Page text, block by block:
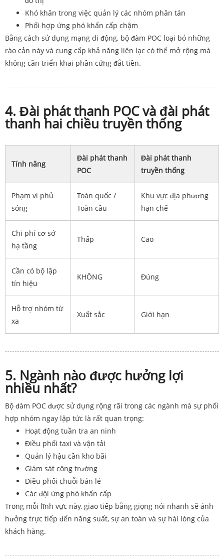
Khó khăn trong việc quản lý các nhóm phân tán
Phối hợp ứng phó khẩn cấp chậm
Bằng cách sử dụng mạng di động, bộ đàm POC loại bỏ những
rào cản này và cung cấp khả năng liên lạc có thể mở rộng mà
không cần triển khai phần cứng đắt tiền.
4. Đài phát thanh POC và đài phát
thanh hai chiều truyền thống
Tính năng
Đài phát thanh
POC
Đài phát thanh
truyền thống
Phạm vi phủ
sóng
Toàn quốc /
Toàn cầu
Khu vực địa phương
hạn chế
Chi phí cơ sở
hạ tầng
Thấp Cao
Cần có bộ lặp
tín hiệu
KHÔNG Đúng
Hỗ trợ nhóm từ
xa
Xuất sắc Giới hạn
5. Ngành nào được hưởng lợi
nhiều nhất?
Bộ đàm POC được sử dụng rộng rãi trong các ngành mà sự phối
hợp nhóm ngay lập tức là rất quan trọng:
Hoạt động tuần tra an ninh
Điều phối taxi và vận tải
Quản lý hậu cần kho bãi
Giám sát công trường
Điều phối chuỗi bán lẻ
Các đội ứng phó khẩn cấp
Trong mỗi lĩnh vực này, giao tiếp bằng giọng nói nhanh sẽ ảnh
hưởng trực tiếp đến năng suất, sự an toàn và sự hài lòng của
khách hàng.